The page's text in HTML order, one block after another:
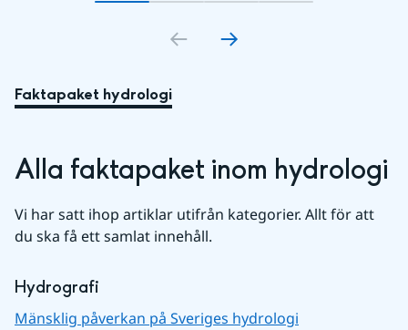
Gå till bildkort1
Gå till bildkort2
Gå till bildkort3
Gå till bildkort
Faktapaket hydrologi
Alla faktapaket inom hydrologi
Vi har satt ihop artiklar utifrån kategorier. Allt för att
du ska få ett samlat innehåll.
Hydrografi
Mänsklig påverkan på Sveriges hydrologi